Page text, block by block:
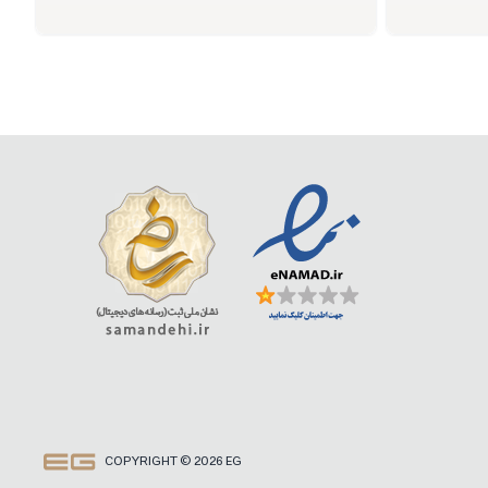
COPYRIGHT © 2026 EG